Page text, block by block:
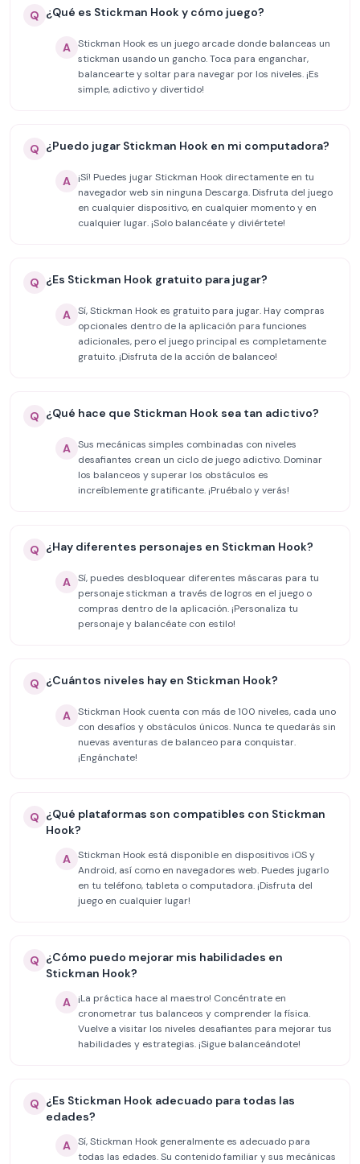
Q ¿Qué es Stickman Hook y cómo juego?
A Stickman Hook es un juego arcade donde balanceas un
stickman usando un gancho. Toca para enganchar,
balancearte y soltar para navegar por los niveles. ¡Es
simple, adictivo y divertido!
Q ¿Puedo jugar Stickman Hook en mi computadora?
A
¡Sí! Puedes jugar Stickman Hook directamente en tu
navegador web sin ninguna Descarga. Disfruta del juego
en cualquier dispositivo, en cualquier momento y en
cualquier lugar. ¡Solo balancéate y diviértete!
Q ¿Es Stickman Hook gratuito para jugar?
A Sí, Stickman Hook es gratuito para jugar. Hay compras
opcionales dentro de la aplicación para funciones
adicionales, pero el juego principal es completamente
gratuito. ¡Disfruta de la acción de balanceo!
Q ¿Qué hace que Stickman Hook sea tan adictivo?
A Sus mecánicas simples combinadas con niveles
desafiantes crean un ciclo de juego adictivo. Dominar
los balanceos y superar los obstáculos es
increíblemente gratificante. ¡Pruébalo y verás!
Q ¿Hay diferentes personajes en Stickman Hook?
A Sí, puedes desbloquear diferentes máscaras para tu
personaje stickman a través de logros en el juego o
compras dentro de la aplicación. ¡Personaliza tu
personaje y balancéate con estilo!
Q ¿Cuántos niveles hay en Stickman Hook?
A Stickman Hook cuenta con más de 100 niveles, cada uno
con desafíos y obstáculos únicos. Nunca te quedarás sin
nuevas aventuras de balanceo para conquistar.
¡Engánchate!
Q ¿Qué plataformas son compatibles con Stickman
Hook?
A Stickman Hook está disponible en dispositivos iOS y
Android, así como en navegadores web. Puedes jugarlo
en tu teléfono, tableta o computadora. ¡Disfruta del
juego en cualquier lugar!
Q ¿Cómo puedo mejorar mis habilidades en
Stickman Hook?
A
¡La práctica hace al maestro! Concéntrate en
cronometrar tus balanceos y comprender la física.
Vuelve a visitar los niveles desafiantes para mejorar tus
habilidades y estrategias. ¡Sigue balanceándote!
Q ¿Es Stickman Hook adecuado para todas las
edades?
A Sí, Stickman Hook generalmente es adecuado para
todas las edades. Su contenido familiar y sus mecánicas